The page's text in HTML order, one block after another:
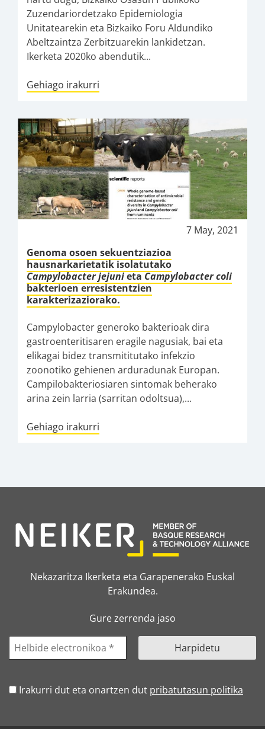
Zuzendariordetzako Epidemiologia
Unitatearekin eta Bizkaiko Foru Aldundiko
Abeltzaintza Zerbitzuarekin lankidetzan.
Ikerketa 2020ko abendutik...
Gehiago irakurri
7 May, 2021
Genoma osoen sekuentziazioa
hausnarkarietatik isolatutako
Campylobacter jejunietaCampylobacter coli
bakterioen erresistentzien
karakterizaziorako.
Campylobacter generoko bakterioak dira
gastroenteritisaren eragile nagusiak, bai eta
elikagai bidez transmititutako infekzio
zoonotiko gehienen arduradunak Europan.
Campilobakteriosiaren sintomak beherako
arina zein larria (sarritan odoltsua),...
Gehiago irakurri
Nekazaritza Ikerketa eta Garapenerako Euskal
Erakundea.
Gure zerrenda jaso
Irakurri dut eta onartzen dut pribatutasun politika